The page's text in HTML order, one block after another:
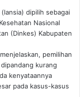
dipilih sebagai
Nasional
(Dinkes) Kabupaten
pemilihan
kurang
kenyataannya
pada kasus-kasus